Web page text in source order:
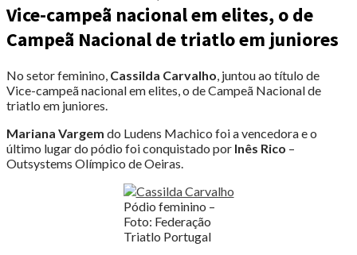
Vice-campeã nacional em elites, o de
Campeã Nacional de triatlo em juniores
No setor feminino, Cassilda Carvalho, juntou ao título de
Vice-campeã nacional em elites, o de Campeã Nacional de
triatlo em juniores.
Mariana Vargem do Ludens Machico foi a vencedora e o
último lugar do pódio foi conquistado por Inês Rico –
Outsystems Olímpico de Oeiras.
Pódio feminino –
Foto: Federação
Triatlo Portugal